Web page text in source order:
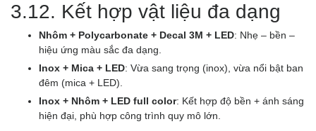
3.12. Kết hợp vật liệu đa dạng
Nhôm + Polycarbonate + Decal 3M + LED: Nhẹ – bền –
hiệu ứng màu sắc đa dạng.
Inox + Mica + LED: Vừa sang trọng (inox), vừa nổi bật ban
đêm (mica + LED).
Inox + Nhôm + LED full color: Kết hợp độ bền + ánh sáng
hiện đại, phù hợp công trình quy mô lớn.